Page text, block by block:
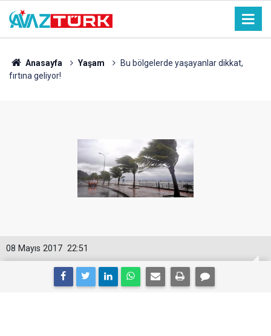
Anasayfa Yaşam
Bu bölgelerde yaşayanlar dikkat,
fırtına geliyor!
22:51
08 Mayıs 2017